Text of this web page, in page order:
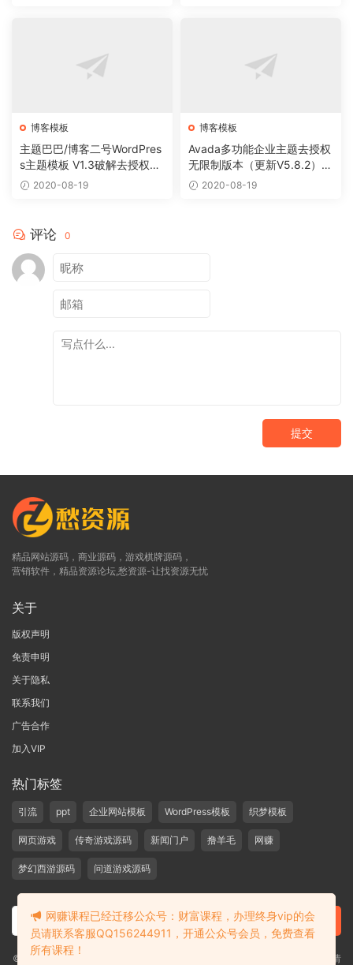
博客模板
主题巴巴/博客二号WordPres
s主题模板 V1.3破解去授权无
限制版适应博客、资讯网站
2020-08-19
博客模板
Avada多功能企业主题去授权
无限制版本（更新V5.8.2）W
ordPress主题模板 用于企业
2020-08-19
评论 0
提交
精品网站源码，商业源码，游戏棋牌源码，
营销软件，精品资源论坛,愁资源-让找资源无忧
关于
版权声明
免责申明
关于隐私
联系我们
广告合作
加入VIP
热门标签
引流 ppt 企业网站模板 WordPress模板 织梦模板
网页游戏 传奇游戏源码 新闻门户 撸羊毛 网赚
梦幻西游源码 问道游戏源码
©2019-2020 愁资源 站内大部分资源收集于网络，若侵犯了您的合法权益，请
网赚课程已经迁移公众号：财富课程，办理终身vip的会
员请联系客服QQ156244911，开通公众号会员，免费查看
所有课程！